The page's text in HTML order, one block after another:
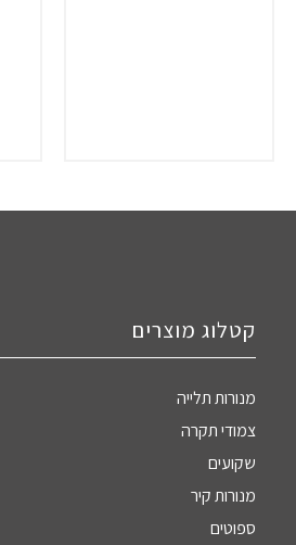
קטלוג מוצרים
מנורות תלייה
צמודי תקרה
שקועים
מנורות קיר
ספוטים